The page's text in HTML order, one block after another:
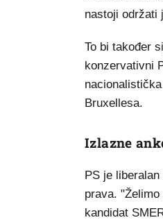
nastoji održati
To bi također
konzervativni
Bruxellesa.
Izlazne
PS je
prava.
kandidat